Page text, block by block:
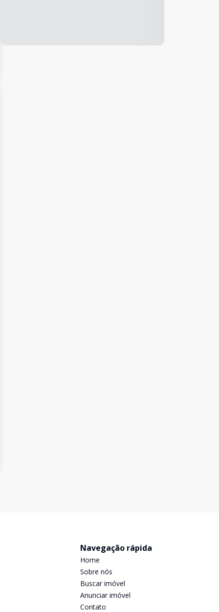
Navegação rápida
Home
Sobre nós
Buscar imóvel
Anunciar imóvel
Contato